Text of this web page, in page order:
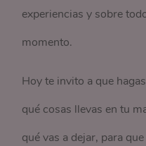
experiencias y sobre
momento.
Hoy te invito a que
qué cosas llevas en tu
qué vas a dejar, para